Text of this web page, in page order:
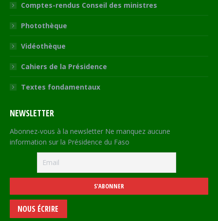
Comptes-rendus Conseil des ministres
Photothèque
Vidéothèque
Cahiers de la Présidence
Textes fondamentaux
NEWSLETTER
Abonnez-vous à la newsletter Ne manquez aucune
information sur la Présidence du Faso
NOUS ÉCRIRE